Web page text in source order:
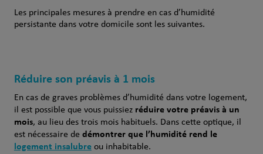
Les principales mesures à prendre en cas d’humidité
persistante dans votre domicile sont les suivantes.
Réduire son préavis à 1 mois
En cas de graves problèmes d’humidité dans votre logement,
il est possible que vous puissiez réduire votre préavis à un
mois, au lieu des trois mois habituels. Dans cette optique, il
est nécessaire de démontrer que l’humidité rend le
logement insalubreou inhabitable.